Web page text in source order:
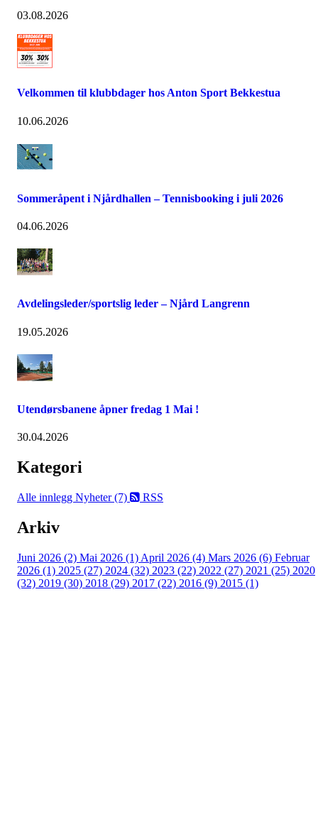
03.08.2026
Velkommen til klubbdager hos Anton Sport Bekkestua
10.06.2026
Sommeråpent i Njårdhallen – Tennisbooking i juli 2026
04.06.2026
Avdelingsleder/sportslig leder – Njård Langrenn
19.05.2026
Utendørsbanene åpner fredag 1 Mai !
30.04.2026
Kategori
Alle innlegg Nyheter (7) RSS
Arkiv
Juni 2026 (2) Mai 2026 (1) April 2026 (4) Mars 2026 (6) Februar
2026 (1) 2025 (27) 2024 (32) 2023 (22) 2022 (27) 2021 (25) 2020
(32) 2019 (30) 2018 (29) 2017 (22) 2016 (9) 2015 (1)